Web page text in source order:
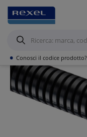
• Conosci il codice prodotto?
Prodotti /Canalizzazioni
Guaina tecniche x uso civile